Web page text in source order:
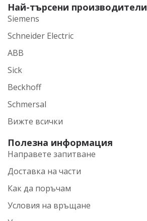
Най-търсени производители
Siemens
Schneider Electric
ABB
Sick
Beckhoff
Schmersal
Вижте всички
Полезна информация
Направете запитване
Доставка на части
Как да поръчам
Условия на връщане